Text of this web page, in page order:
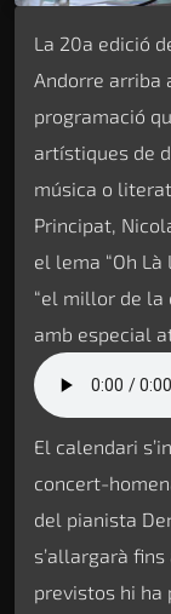
La 20a edició
Andorre arriba
programació
artístiques de
música o
Principat,
el lema “Oh
“el millor de la
amb especial
El calendari
concert-
del pianista
s’allargarà
previstos hi ha